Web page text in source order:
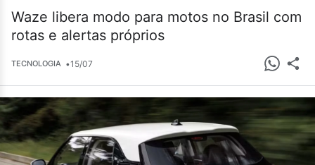
Waze libera modo para motos no Brasil com
rotas e alertas próprios
TECNOLOGIA •15/07